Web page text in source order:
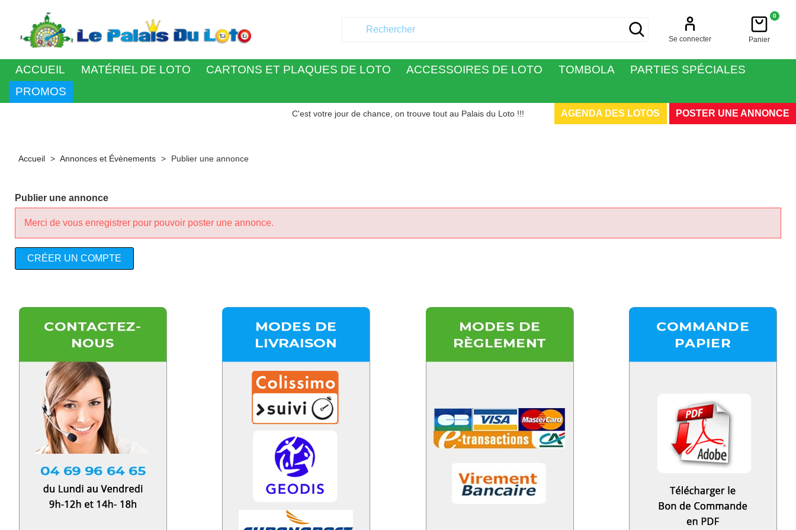
Se connecter Panier
0
ACCUEIL MATÉRIEL DE LOTO CARTONS ET PLAQUES DE LOTO ACCESSOIRES DE LOTO TOMBOLA
PARTIES SPÉCIALES
PROMOS
AGENDA DES LOTOS POSTER UNE ANNONCE
C'est votre jour de chance, on trouve tout au Palais du Loto !!!
Accueil Annonces et Évènements Publier une annonce
Publier une annonce
Merci de vous enregistrer pour pouvoir poster une annonce.
CRÉER UN COMPTE